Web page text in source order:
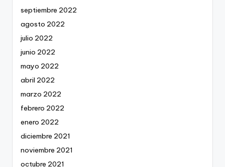
septiembre 2022
agosto 2022
julio 2022
junio 2022
mayo 2022
abril 2022
marzo 2022
febrero 2022
enero 2022
diciembre 2021
noviembre 2021
octubre 2021